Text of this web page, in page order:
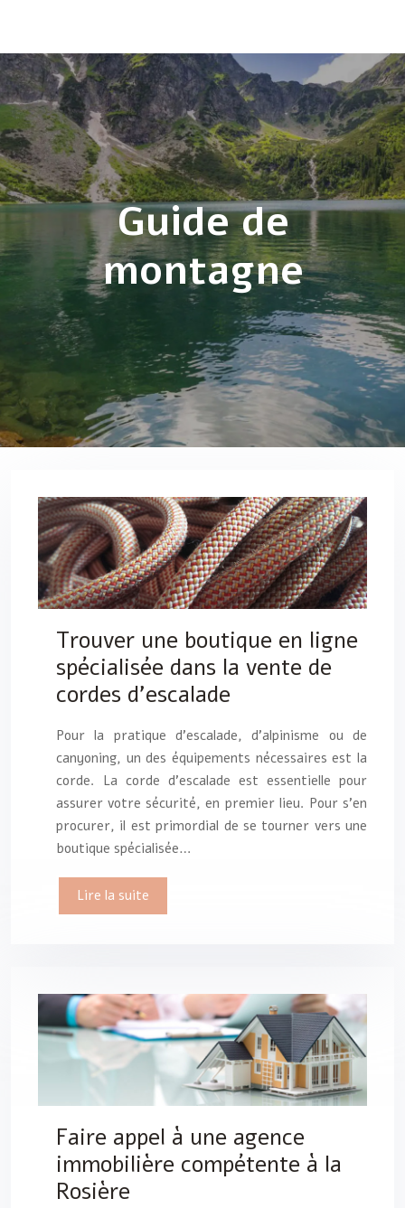
Guide de
montagne
Trouver une boutique en ligne
spécialisée dans la vente de
cordes d’escalade
Pour la pratique d’escalade, d’alpinisme ou de
canyoning, un des équipements nécessaires est la
corde. La corde d’escalade est essentielle pour
assurer votre sécurité, en premier lieu. Pour s’en
procurer, il est primordial de se tourner vers une
boutique spécialisée…
Lire la suite
Faire appel à une agence
immobilière compétente à la
Rosière